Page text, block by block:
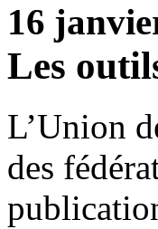
16
Les
L’Union
des